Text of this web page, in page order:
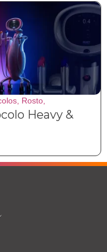
Rosto
Heavy &